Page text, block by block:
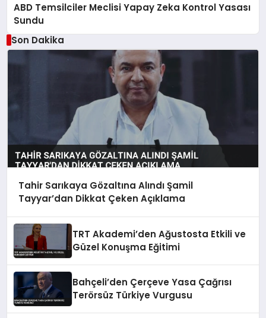
ABD Temsilciler Meclisi Yapay Zeka Kontrol Yasası
Sundu
Son Dakika
Tahir Sarıkaya Gözaltına Alındı Şamil
Tayyar’dan Dikkat Çeken Açıklama
TRT Akademi’den Ağustosta Etkili ve
Güzel Konuşma Eğitimi
Bahçeli’den Çerçeve Yasa Çağrısı
Terörsüz Türkiye Vurgusu